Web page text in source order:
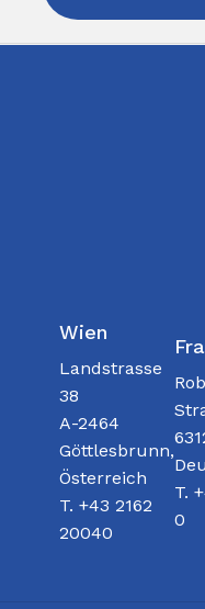
Wien
Landstrasse
38
A-2464
Göttlesbrunn,
Österreich
T. +43 2162
20040
T.
0